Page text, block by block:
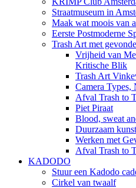
Straatmuseum in
Maak wat moois van
Eerste Postmoderne
Trash Art met
Vrijheid van
Kritische Blik
Trash Art
Camera Types,
Afval Trash to
Piet Piraat
Blood, sweat
Duurzaam
Werken met
Afval Trash to
KADODO
Stuur een Kadodo
Cirkel van twaalf